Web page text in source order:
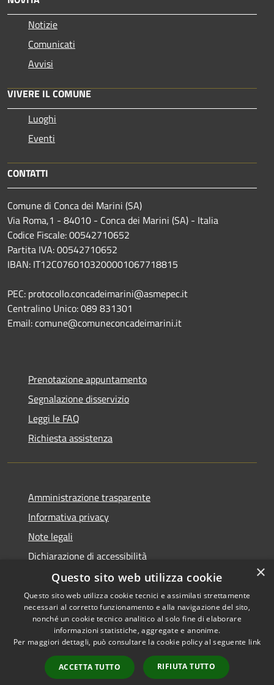
Notizie
Comunicati
Avvisi
VIVERE IL COMUNE
Luoghi
Eventi
CONTATTI
Comune di Conca dei Marini (SA)
Via Roma,1 - 84010 - Conca dei Marini (SA) - Italia
Codice Fiscale: 00542710652
Partita IVA: 00542710652
IBAN: IT12C0760103200001067718815
PEC: protocollo.concadeimarini@asmepec.it
Centralino Unico: 089 831301
Email: comune@comuneconcadeimarini.it
Prenotazione appuntamento
Segnalazione disservizio
Leggi le FAQ
Richiesta assistenza
Amministrazione trasparente
Informativa privacy
Note legali
Dichiarazione di accessibilità
Accessibilità
Privacy
Mappa del sito
Copyright © 2026 • Comune di
Conca dei Marini • Powered by
Municipium•Accesso
redazione
×
Questo sito web utilizza cookie
Questo sito web utilizza cookie tecnici e assimilati strettamente
necessari al corretto funzionamento e alla navigazione del sito,
nonché un cookie tecnico analitico al solo fine di elaborare
informazioni statistiche, aggregate e anonime.
Per maggiori dettagli, può consultare la cookie policy al seguente link
ACCETTA TUTTO RIFIUTA TUTTO